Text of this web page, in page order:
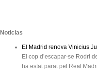
Noticias
El Madrid renova Vinicius
El cop d’escapar-se Rodri
ha estat parat pel Real